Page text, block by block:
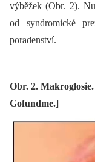
výběžek (Obr. 2).
od syndromické
poradenství.
Obr. 2.
Gofundme.]